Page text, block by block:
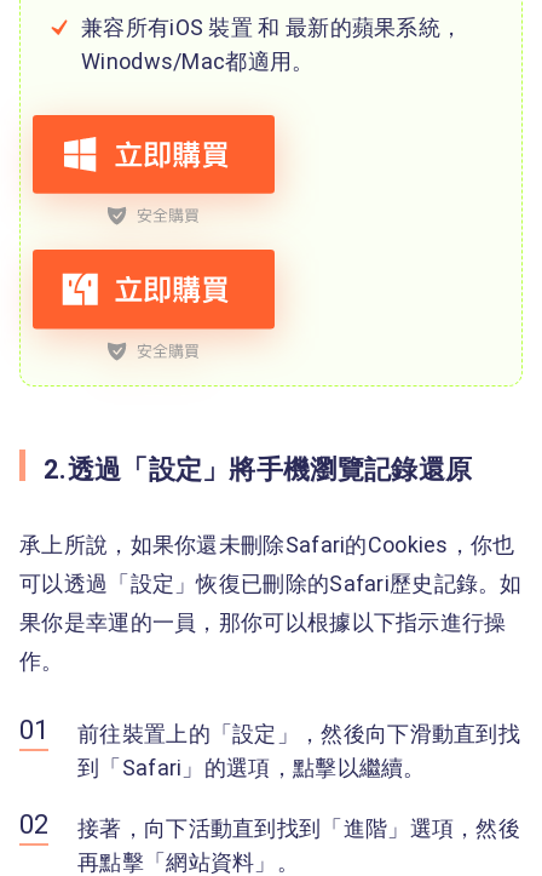
兼容所有iOS 裝置 和 最新的蘋果系統，
Winodws/Mac都適用。
2.透過「設定」將手機瀏覽記錄還原
承上所說，如果你還未刪除Safari的Cookies，你也
可以透過「設定」恢復已刪除的Safari歷史記錄。如
果你是幸運的一員，那你可以根據以下指示進行操
作。
前往裝置上的「設定」，然後向下滑動直到找
到「Safari」的選項，點擊以繼續。
接著，向下活動直到找到「進階」選項，然後
再點擊「網站資料」。